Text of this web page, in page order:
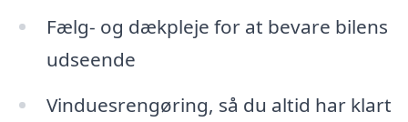
Fælg- og dækpleje for at bevare bilens
udseende
Vinduesrengøring, så du altid har klart